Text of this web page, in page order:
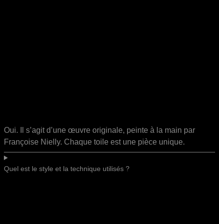
Oui. Il s’agit d’une œuvre originale, peinte à la main par
Françoise Nielly. Chaque toile est une pièce unique.
Quel est le style et la technique utilisés ?